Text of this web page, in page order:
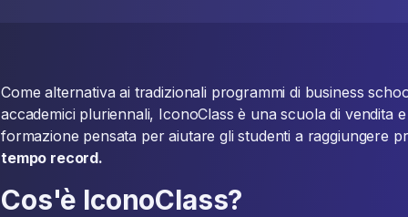
Come alternativa ai tradizionali programmi di business
accademici pluriennali, IconoClass è una scuola di vendita
formazione pensata per aiutare gli studenti a raggiungere
tempo record.
Cos'è IconoClass?